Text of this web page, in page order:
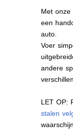
Met onze
een
auto.
Voer
andere
LET OP:
stalen